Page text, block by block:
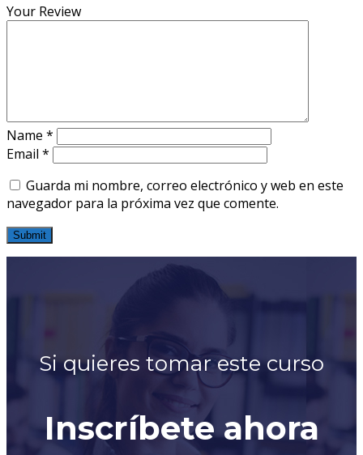
Your Review
Name *
Email *
Guarda mi nombre, correo electrónico y web en este
navegador para la próxima vez que comente.
Si quieres tomar este curso
Inscríbete ahora